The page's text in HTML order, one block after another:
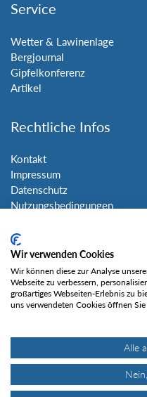
Service
Wetter & Lawinenlage
Bergjournal
Gipfelkonferenz
Artikel
Rechtliche Infos
Kontakt
Impressum
Datenschutz
Nutzungsbedingungen
Social Media
Wir verwenden Cookies
Wir können diese zur Analyse
Webseite zu verbessern,
großartiges Webseiten-Erlebnis zu
uns verwendeten Cookies öffnen
Alle